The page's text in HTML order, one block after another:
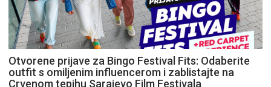
Otvorene prijave za Bingo Festival Fits: Odaberite
outfit s omiljenim influencerom i zablistajte na
Crvenom tepihu Sarajevo Film Festivala